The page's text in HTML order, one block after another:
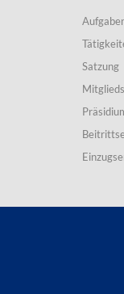
Satzung